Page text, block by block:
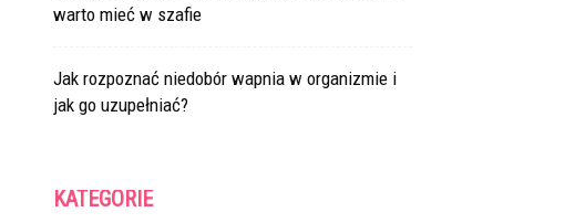
warto mieć w szafie
Jak rozpoznać niedobór wapnia w organizmie i
jak go uzupełniać?
KATEGORIE